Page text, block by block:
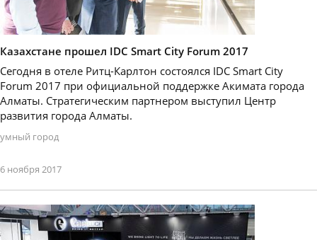
Казахстане прошел IDC Smart City Forum 2017
Сегодня в отеле Ритц-Карлтон состоялся IDC Smart City
Forum 2017 при официальной поддержке Акимата города
Алматы. Стратегическим партнером выступил Центр
развития города Алматы.
умный город
6 ноября 2017